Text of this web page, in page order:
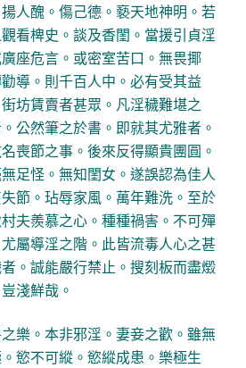
人醜。傷己德。褻天地神明。若
看椑史。談及香閨。當援引貞淫
座危言。或密室苦口。無畏揶
導。則千百人中。必有受其益
坊賃賣者甚眾。凡淫穢難堪之
公然筆之於書。即就其尤雅者。
喪節之事。後來反得顯貴團圓。
足怪。無知閨女。遂誤認為佳人
節。玷辱家風。萬年難洗。至於
夫羨慕之心。種種禍害。不可殫
屬導淫之階。此皆流毒人心之甚
。誠能嚴行禁止。搜刻板而盡燬
淺鮮哉。
樂。本非邪淫。妻妾之歡。雖無
慾不可縱。慾縱成患。樂極生